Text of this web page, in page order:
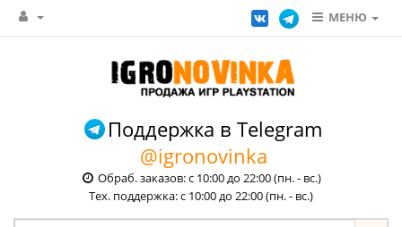
МЕНЮ
Поддержка в Telegram
@igronovinka
Обраб. заказов: с 10:00 до 22:00 (пн. - вс.)
Тех. поддержка: с 10:00 до 22:00 (пн. - вс.)